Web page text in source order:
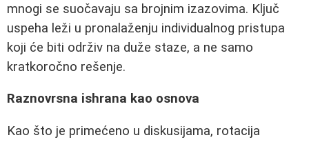
mnogi se suočavaju sa brojnim izazovima. Ključ
uspeha leži u pronalaženju individualnog pristupa
koji će biti održiv na duže staze, a ne samo
kratkoročno rešenje.
Raznovrsna ishrana kao osnova
Kao što je primećeno u diskusijama, rotacija